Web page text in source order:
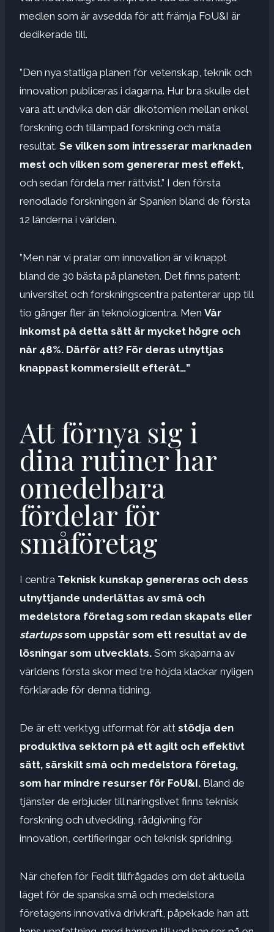
medlen som är avsedda för att främja FoU&I är
dedikerade till.
”Den nya statliga planen för vetenskap, teknik och
innovation publiceras i dagarna. Hur bra skulle det
vara att undvika den där dikotomien mellan enkel
forskning och tillämpad forskning och mäta
resultat. Se vilken som intresserar marknaden
mest och vilken som genererar mest effekt,
och sedan fördela mer rättvist.” I den första
renodlade forskningen är Spanien bland de första
12 länderna i världen.
”Men när vi pratar om innovation är vi knappt
bland de 30 bästa på planeten. Det finns patent:
universitet och forskningscentra patenterar upp till
tio gånger fler än teknologicentra. Men Vår
inkomst på detta sätt är mycket högre och
når 48%. Därför att? För deras utnyttjas
knappast kommersiellt efteråt…”
Att förnya sig i
dina rutiner har
omedelbara
fördelar för
småföretag
I centra Teknisk kunskap genereras och dess
utnyttjande underlättas av små och
medelstora företag som redan skapats eller
startupssom uppstår som ett resultat av de
lösningar som utvecklats. Som skaparna av
världens första skor med tre höjda klackar nyligen
förklarade för denna tidning.
De är ett verktyg utformat för att stödja den
produktiva sektorn på ett agilt och effektivt
sätt, särskilt små och medelstora företag,
som har mindre resurser för FoU&I. Bland de
tjänster de erbjuder till näringslivet finns teknisk
forskning och utveckling, rådgivning för
innovation, certifieringar och teknisk spridning.
När chefen för Fedit tillfrågades om det aktuella
läget för de spanska små och medelstora
företagens innovativa drivkraft, påpekade han att